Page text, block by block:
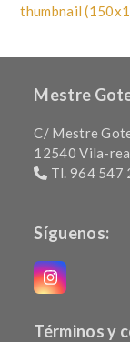
thumbnail
Mestre
C/ Mestre
12540 Vila-
Tl. 964 547
Síguenos:
Instagram
Términos y